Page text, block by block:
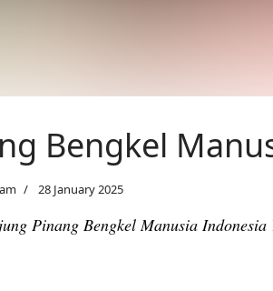
Bengkel
28 January 2025
Pinang Bengkel Manusia Indonesia